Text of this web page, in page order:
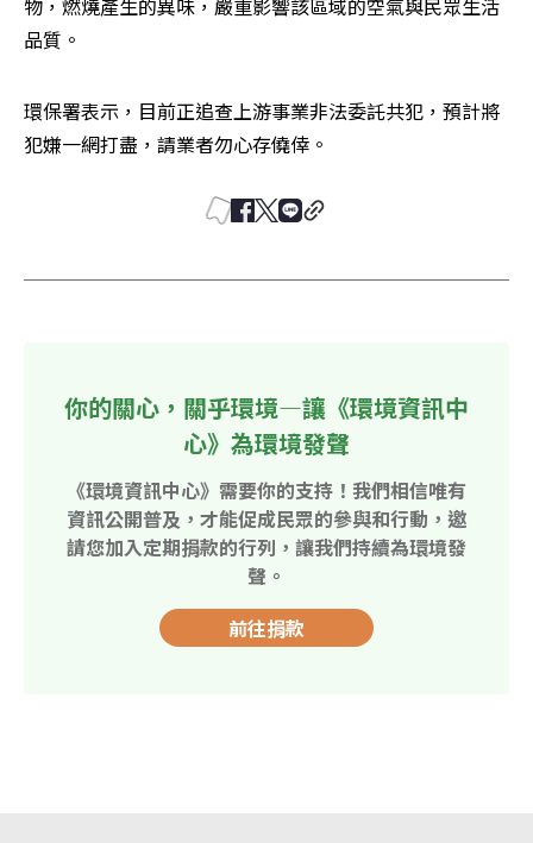
品質。
環保署表示，目前正追查上游事業非法委託共犯，預計將
犯嫌一網打盡，請業者勿心存僥倖。
你的關心，關乎環境—讓《環境資訊中
心》為環境發聲
《環境資訊中心》需要你的支持！我們相信唯有
資訊公開普及，才能促成民眾的參與和行動，邀
請您加入定期捐款的行列，讓我們持續為環境發
聲。
前往捐款